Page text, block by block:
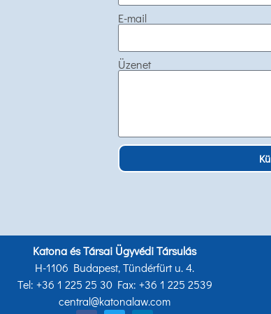
E-mail
Üzenet
Katona és Társai Ügyvédi Társulás
H-1106 Budapest, Tündérfürt u. 4.
Tel: +36 1 225 25 30 Fax: +36 1 225 2539
central@katonalaw.com